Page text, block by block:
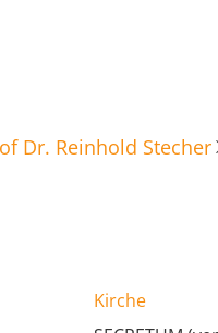
Dr. Reinhold Stecher
Kirche